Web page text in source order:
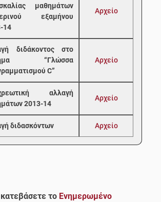
μαθημάτων
εξαμήνου
14
Αρχείο
διδάκοντος στο
“Γλώσσα
C”
Αρχείο
αλλαγή
2013-14
Αρχείο
διδασκόντων Αρχείο
το Ενημερωμένο